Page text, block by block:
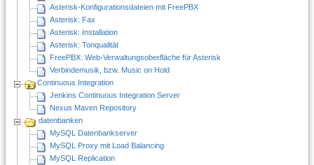
Asterisk-Konfigurationsdateien mit FreePBX
Asterisk: Fax
Asterisk: Installation
Asterisk: Tonqualität
FreePBX: Web-Verwaltungsoberfläche für Asterisk
Verbindemusik, bzw. Music on Hold
Continuous Integration
Jenkins Continuous Integration Server
Nexus Maven Repository
datenbanken
MySQL Datenbankserver
MySQL Proxy mit Load Balancing
MySQL Replication